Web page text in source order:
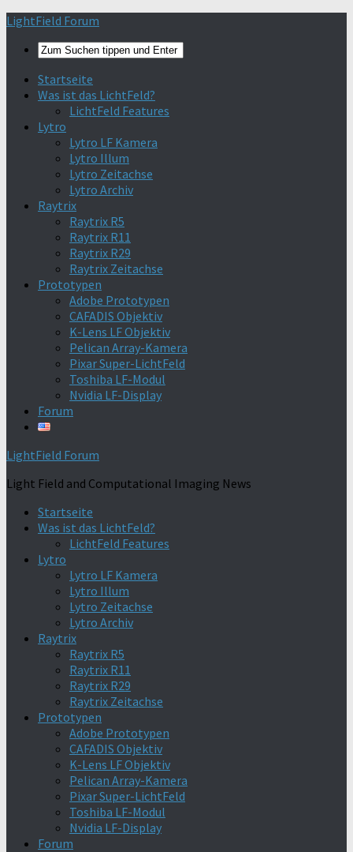
LightField Forum
Startseite
Was ist das LichtFeld?
LichtFeld Features
Lytro
Lytro LF Kamera
Lytro Illum
Lytro Zeitachse
Lytro Archiv
Raytrix
Raytrix R5
Raytrix R11
Raytrix R29
Raytrix Zeitachse
Prototypen
Adobe Prototypen
CAFADIS Objektiv
K-Lens LF Objektiv
Pelican Array-Kamera
Pixar Super-LichtFeld
Toshiba LF-Modul
Nvidia LF-Display
Forum
LightField Forum
Light Field and Computational Imaging News
Startseite
Was ist das LichtFeld?
LichtFeld Features
Lytro
Lytro LF Kamera
Lytro Illum
Lytro Zeitachse
Lytro Archiv
Raytrix
Raytrix R5
Raytrix R11
Raytrix R29
Raytrix Zeitachse
Prototypen
Adobe Prototypen
CAFADIS Objektiv
K-Lens LF Objektiv
Pelican Array-Kamera
Pixar Super-LichtFeld
Toshiba LF-Modul
Nvidia LF-Display
Forum
Find out more. Okay, thanks